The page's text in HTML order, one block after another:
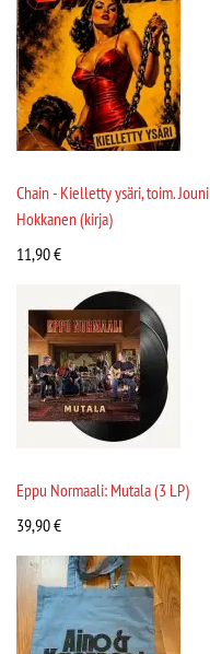
Chain - Kielletty ysäri, toim. Jouni
Hokkanen (kirja)
11,90€
Eppu Normaali: Mutala (3 LP)
39,90€